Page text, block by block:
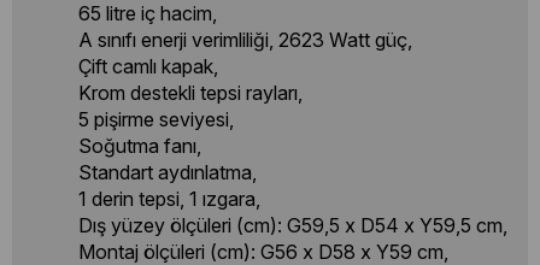
65 litre iç hacim,
A sınıfı enerji verimliliği, 2623 Watt güç,
Çift camlı kapak,
Krom destekli tepsi rayları,
5 pişirme seviyesi,
Soğutma fanı,
Standart aydınlatma,
1 derin tepsi, 1 ızgara,
Dış yüzey ölçüleri (cm): G59,5 x D54 x Y59,5 cm,
Montaj ölçüleri (cm): G56 x D58 x Y59 cm,